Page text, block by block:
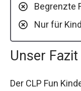
Begrenzte
Nur für
Unser Fazit
Der CLP Fun